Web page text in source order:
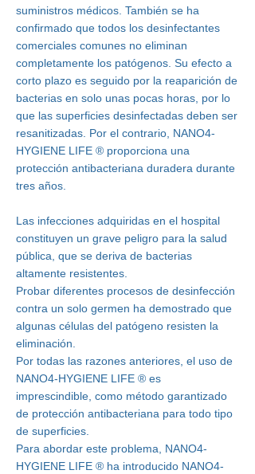
suministros médicos. También se ha
confirmado que todos los desinfectantes
comerciales comunes no eliminan
completamente los patógenos. Su efecto a
corto plazo es seguido por la reaparición de
bacterias en solo unas pocas horas, por lo
que las superficies desinfectadas deben ser
resanitizadas. Por el contrario, NANO4-
HYGIENE LIFE ® proporciona una
protección antibacteriana duradera durante
tres años.
Las infecciones adquiridas en el hospital
constituyen un grave peligro para la salud
pública, que se deriva de bacterias
altamente resistentes.
Probar diferentes procesos de desinfección
contra un solo germen ha demostrado que
algunas células del patógeno resisten la
eliminación.
Por todas las razones anteriores, el uso de
NANO4-HYGIENE LIFE ® es
imprescindible, como método garantizado
de protección antibacteriana para todo tipo
de superficies.
Para abordar este problema, NANO4-
HYGIENE LIFE ® ha introducido NANO4-